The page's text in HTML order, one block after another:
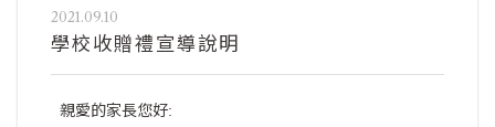
2021.09.10
學校收贈禮宣導說明
親愛的家長您好: